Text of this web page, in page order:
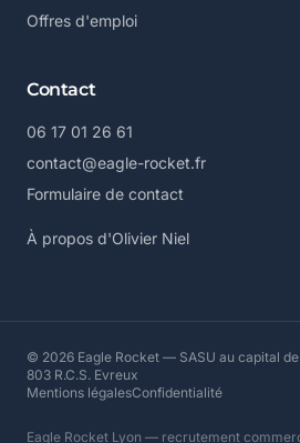
Offres d'emploi
Contact
06 17 01 26 61
contact@eagle-rocket.fr
Formulaire de contact
À propos d'Olivier Niel
© 2026 Eagle Rocket — SASU au capital de
803 R.C.S. Evreux
Mentions légalesConfidentialité
Eagle Rocket Lyon — recrutement